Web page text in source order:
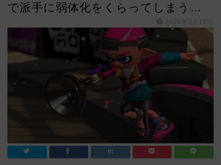
で派手に弱体化をくらってしまう…